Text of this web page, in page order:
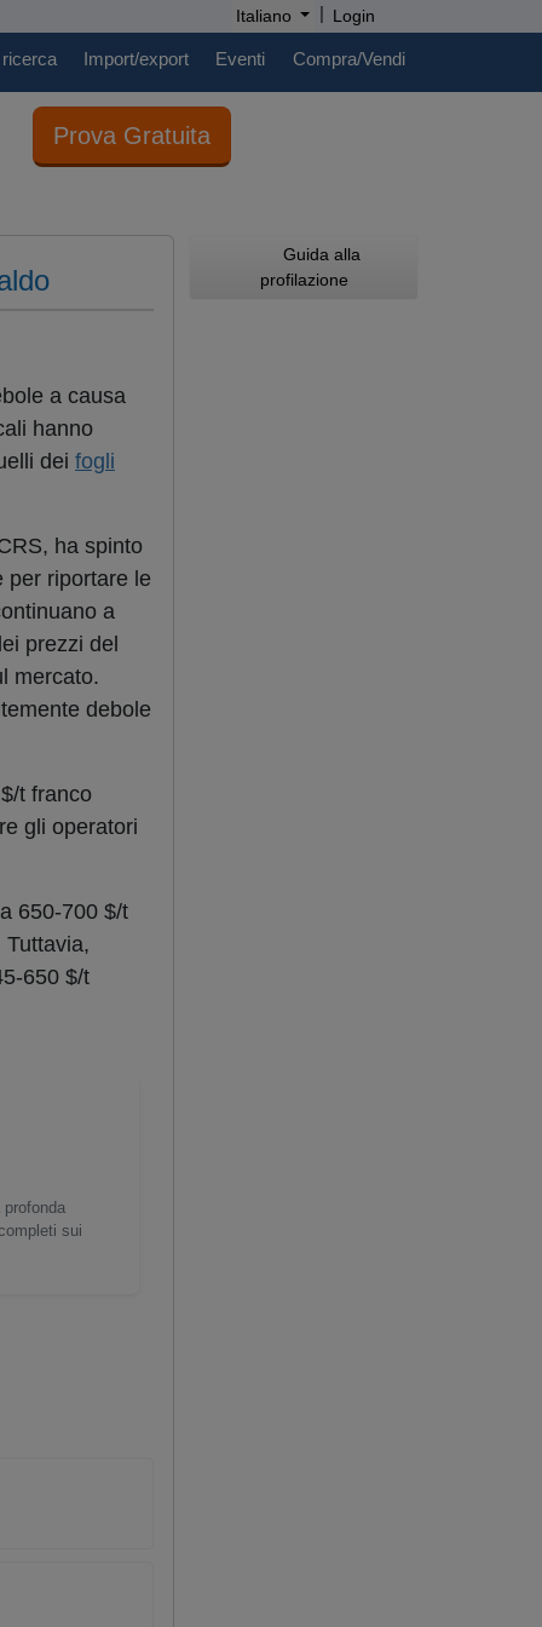
Italiano | Login
Import/export Eventi Compra/Vendi
Prova Gratuita
a causa
hanno
dei fogli
ha spinto
per riportare le
a
prezzi del
mercato.
debole
t franco
gli operatori
650-700 $/t
650 $/t
sui
Guida alla
profilazione